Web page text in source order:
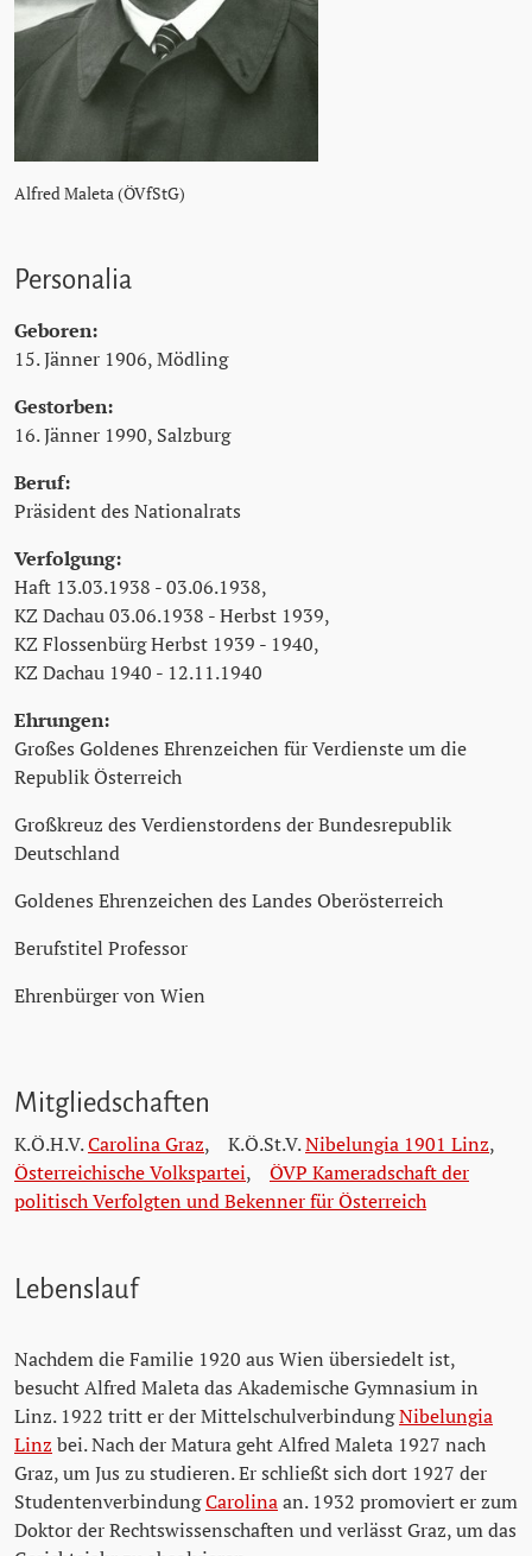
Alfred Maleta (ÖVfStG)
Personalia
Geboren:
15. Jänner 1906, Mödling
Gestorben:
16. Jänner 1990, Salzburg
Beruf:
Präsident des Nationalrats
Verfolgung:
Haft 13.03.1938 - 03.06.1938,
KZ Dachau 03.06.1938 - Herbst 1939,
KZ Flossenbürg Herbst 1939 - 1940,
KZ Dachau 1940 - 12.11.1940
Ehrungen:
Großes Goldenes Ehrenzeichen für Verdienste um die
Republik Österreich
Großkreuz des Verdienstordens der Bundesrepublik
Deutschland
Goldenes Ehrenzeichen des Landes Oberösterreich
Berufstitel Professor
Ehrenbürger von Wien
Mitgliedschaften
K.Ö.H.V.Carolina Graz, K.Ö.St.V.Nibelungia 1901 Linz,
Österreichische Volkspartei, ÖVP Kameradschaft der
politisch Verfolgten und Bekenner für Österreich
Lebenslauf
Nachdem die Familie 1920 aus Wien übersiedelt ist,
besucht Alfred Maleta das Akademische Gymnasium in
Linz. 1922 tritt er der MittelschulverbindungNibelungia
Linz bei. Nach der Matura geht Alfred Maleta 1927 nach
Graz, um Jus zu studieren. Er schließt sich dort 1927 der
StudentenverbindungCarolinaan. 1932 promoviert er zum
Doktor der Rechtswissenschaften und verlässt Graz, um das